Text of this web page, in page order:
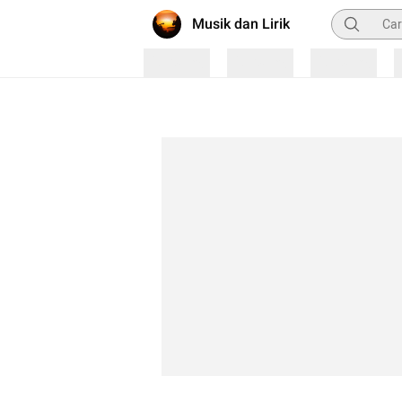
Musik dan Lirik Pencarian